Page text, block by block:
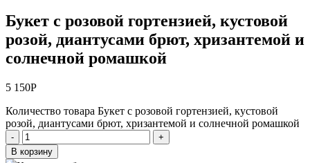
Букет с розовой гортензией, кустовой
розой, диантусами брют, хризантемой и
солнечной ромашкой
5 150Р
Количество товара Букет с розовой гортензией, кустовой
розой, диантусами брют, хризантемой и солнечной ромашкой
-
+
В корзину